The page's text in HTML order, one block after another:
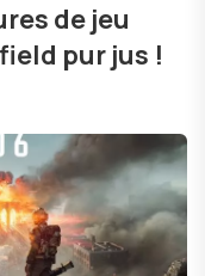
de jeu
pur jus !